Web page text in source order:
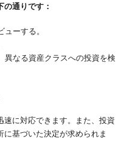
通りです：
ーする。
異なる資産クラスへの投資を検
に対応できます。また、投資
基づいた決定が求められま